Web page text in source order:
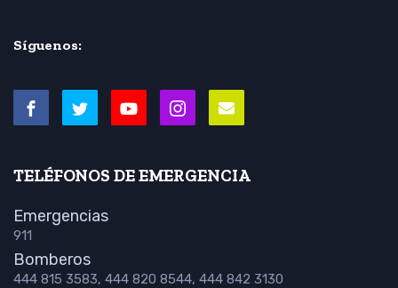
Síguenos:
TELÉFONOS DE EMERGENCIA
Emergencias
911
Bomberos
444 815 3583, 444 820 8544, 444 842 3130